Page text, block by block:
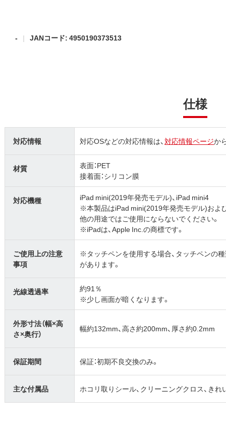
- JANコード: 4950190373513
仕様
対応情報 対応OSなどの対応情報は、対応情報ページか
材質
表面：PET
接着面：シリコン膜
対応機種
iPad mini(2019年発売モデル)、iPad mini4
※本製品はiPad mini(2019年発売モデル)およ
他の用途ではご使用にならないでください。
※iPadは、Apple Inc.の商標です。
ご使用上の注意
事項
※タッチペンを使用する場合、タッチペンの
があります。
光線透過率
約91％
※少し画面が暗くなります。
外形寸法（幅×高
さ×奥行）
幅約132mm、高さ約200mm、厚さ約0.2mm
保証期間 保証：初期不良交換のみ。
主な付属品 ホコリ取りシール、クリーニングクロス、き